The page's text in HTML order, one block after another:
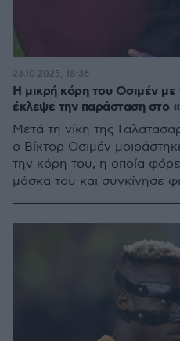
Η μικρή κόρη του Οσιμέν
έκλεψε την παράσταση στο
Μετά τη νίκη της
ο Βίκτορ Οσιμέν
την κόρη του, η οποία
μάσκα του και συγκίνησε
23.10.2025, 18:36